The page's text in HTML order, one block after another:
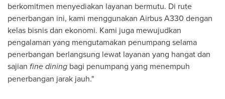
berkomitmen menyediakan layanan bermutu. Di rute
penerbangan ini, kami menggunakan Airbus A330 dengan
kelas bisnis dan ekonomi. Kami juga mewujudkan
pengalaman yang mengutamakan penumpang selama
penerbangan berlangsung lewat layanan yang hangat dan
sajian fine dining bagi penumpang yang menempuh
penerbangan jarak jauh."